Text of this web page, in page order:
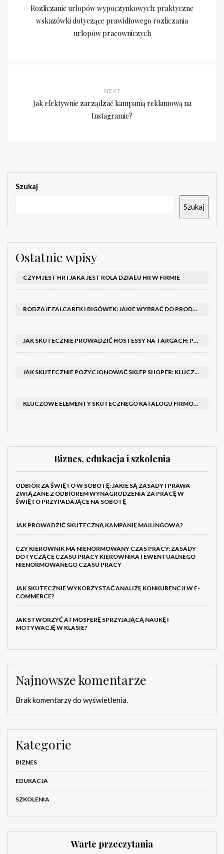
Rozliczanie urlopów wypoczynkowych: praktyczne
wskazówki dotyczące prawidłowego rozliczania
urlopów pracowniczych
NEXT
Jak efektywnie zarządzać kampanią reklamową na
Instagramie?
Szukaj
Szukaj
Ostatnie wpisy
CZYM JEST HR I JAKA JEST ROLA DZIAŁU HR W FIRMIE
RODZAJE FALCAREK I BIGÓWEK: JAKIE WYBRAĆ DO PRODUKCJI?
JAK SKUTECZNIE PROWADZIĆ HOSTESSY NA TARGACH: PORADNIK I SZKOLENIA
JAK SKUTECZNIE POZYCJONOWAĆ SKLEP SHOPER: KLUCZOWE KROKI I STRATEGIE
KLUCZOWE ELEMENTY SKUTECZNEGO KATALOGU FIRMOWEGO I BROSZURY
Biznes, edukacja i szkolenia
ODBIÓR ZA ŚWIĘTO W SOBOTĘ: JAKIE SĄ ZASADY I PRAWA
ZWIĄZANE Z ODBIOREM WYNAGRODZENIA ZA PRACĘ W
ŚWIĘTO PRZYPADAJĄCE NA SOBOTĘ
JAK PROWADZIĆ SKUTECZNĄ KAMPANIĘ MAILINGOWĄ?
CZY KIEROWNIK MA NIENORMOWANY CZAS PRACY: ZASADY
DOTYCZĄCE CZASU PRACY KIEROWNIKA I EWENTUALNEGO
NIENORMOWANEGO CZASU PRACY
JAK SKUTECZNIE WYKORZYSTAĆ ANALIZĘ KONKURENCJI W E-
COMMERCE?
JAK STWORZYĆ ATMOSFERĘ SPRZYJAJĄCĄ NAUKĘ I
MOTYWACJĘ W KLASIE?
Najnowsze komentarze
Brak komentarzy do wyświetlenia.
Kategorie
BIZNES
EDUKACJA
SZKOLENIA
Warte przeczytania